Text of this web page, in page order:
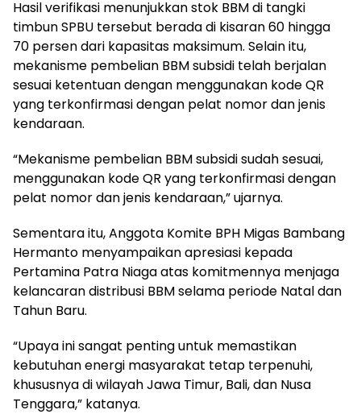
Hasil verifikasi menunjukkan stok BBM di tangki
timbun SPBU tersebut berada di kisaran 60 hingga
70 persen dari kapasitas maksimum. Selain itu,
mekanisme pembelian BBM subsidi telah berjalan
sesuai ketentuan dengan menggunakan kode QR
yang terkonfirmasi dengan pelat nomor dan jenis
kendaraan.
“Mekanisme pembelian BBM subsidi sudah sesuai,
menggunakan kode QR yang terkonfirmasi dengan
pelat nomor dan jenis kendaraan,” ujarnya.
Sementara itu, Anggota Komite BPH Migas Bambang
Hermanto menyampaikan apresiasi kepada
Pertamina Patra Niaga atas komitmennya menjaga
kelancaran distribusi BBM selama periode Natal dan
Tahun Baru.
“Upaya ini sangat penting untuk memastikan
kebutuhan energi masyarakat tetap terpenuhi,
khususnya di wilayah Jawa Timur, Bali, dan Nusa
Tenggara,” katanya.